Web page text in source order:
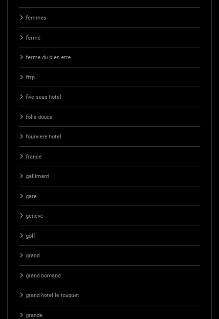
femmes
ferme
ferme du bien etre
ffrp
five seas hotel
folie douce
fourviere hotel
france
gallimard
gare
geneve
golf
grand
grand bornand
grand hotel le touquet
grande